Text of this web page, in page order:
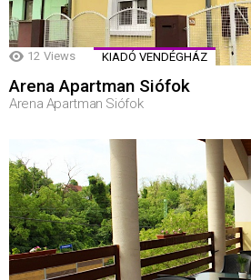
12 Views KIADÓ VENDÉGHÁZ
Arena Apartman Siófok
Arena Apartman Siófok